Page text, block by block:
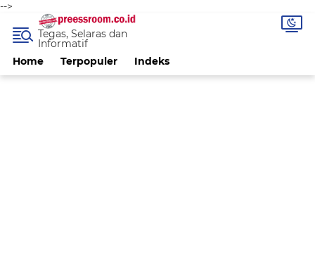
-->
Home Terpopuler Indeks
Tegas, Selaras dan
Informatif